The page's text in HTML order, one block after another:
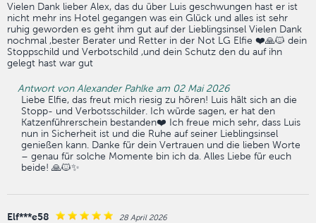
Vielen Dank lieber Alex, das du über Luis geschwungen hast er ist
nicht mehr ins Hotel gegangen was ein Glück und alles ist sehr
ruhig geworden es geht ihm gut auf der Lieblingsinsel Vielen Dank
nochmal ,bester Berater und Retter in der Not LG Elfie ❤️🙏🐱 dein
Stoppschild und Verbotschild ,und dein Schutz den du auf ihn
gelegt hast war gut
Antwort von Alexander Pahlke am 02 Mai 2026
Liebe Elfie, das freut mich riesig zu hören! Luis hält sich an die
Stopp- und Verbotsschilder. Ich würde sagen, er hat den
Katzenführerschein bestanden❤️ Ich freue mich sehr, dass Luis
nun in Sicherheit ist und die Ruhe auf seiner Lieblingsinsel
genießen kann. Danke für dein Vertrauen und die lieben Worte
– genau für solche Momente bin ich da. Alles Liebe für euch
beide! 🙏🐱✨
Elf***e58 28 April 2026